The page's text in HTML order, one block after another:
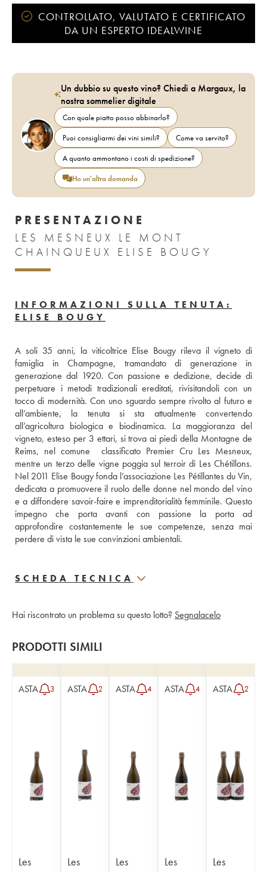
CONTROLLATO, VALUTATO E CERTIFICATO
DA UN ESPERTO IDEALWINE
Un dubbio su questo vino? Chiedi a Margaux, la
nostra sommelier digitale
Con quale piatto posso abbinarlo?
Puoi consigliarmi dei vini simili?
Come va servito?
A quanto ammontano i costi di spedizione?
Ho un'altra domanda
PRESENTAZIONE
LES MESNEUX LE MONT
CHAINQUEUX ELISE BOUGY
INFORMAZIONI SULLA TENUTA:
ELISE BOUGY
A soli 35 anni, la viticoltrice Elise Bougy rileva il vigneto di
famiglia in Champagne, tramandato di generazione in
generazione dal 1920. Con passione e dedizione, decide di
perpetuare i metodi tradizionali ereditati, rivisitandoli con un
tocco di modernità. Con uno sguardo sempre rivolto al futuro e
all’ambiente, la tenuta si sta attualmente convertendo
all’agricoltura biologica e biodinamica. La maggioranza del
vigneto, esteso per 3 ettari, si trova ai piedi della Montagne de
Reims, nel comune  classificato Premier Cru Les Mesneux,
mentre un terzo delle vigne poggia sul terroir di Les Chétillons.
Nel 2011 Elise Bougy fonda l’associazione Les Pétillantes du Vin,
dedicata a promuovere il ruolo delle donne nel mondo del vino
e a diffondere savoir-faire e imprenditorialità femminile. Questo
impegno che porta avanti con passione la porta ad
approfondire costantemente le sue competenze, senza mai
perdere di vista le sue convinzioni ambientali.
SCHEDA TECNICA
Hai riscontrato un problema su questo lotto? Segnalacelo
PRODOTTI SIMILI
ASTA 3
Les
ASTA 2
Les
ASTA 4
Les
ASTA 4
Les
ASTA 2
Les